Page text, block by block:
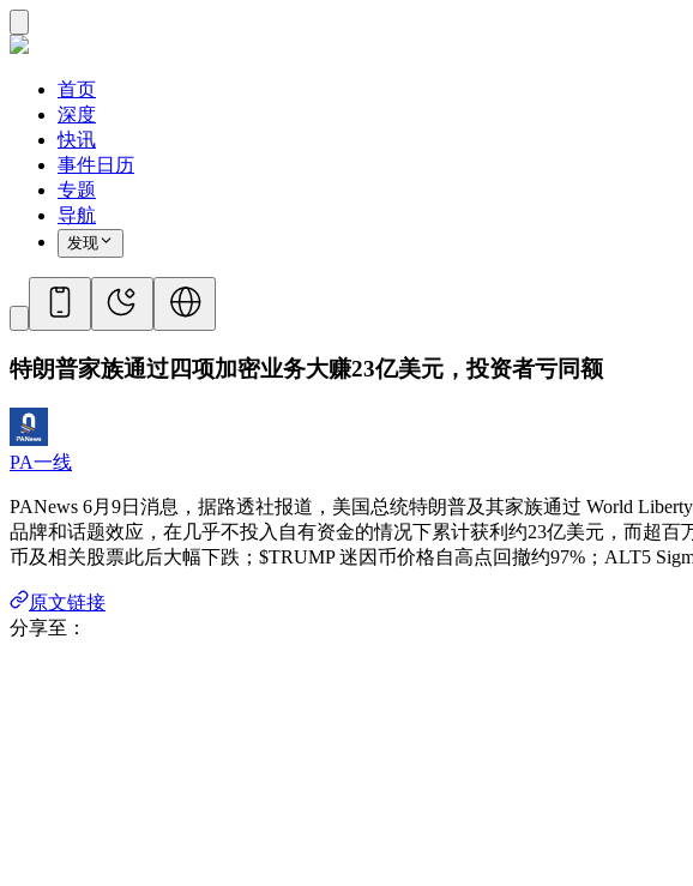
首页
深度
快讯
事件日历
专题
导航
发现
特朗普家族通过四项加密业务大赚23亿美元，投资者亏同额
PA一线
PANews 6月9日消息，据路透社报道，美国总统特朗普及其家族通过 World
品牌和话题效应，在几乎不投入自有资金的情况下累计获利约23亿美元，而超
币及相关股票此后大幅下跌；$TRUMP 迷因币价格自高点回撤约97%；ALT5
原文链接
分享至：